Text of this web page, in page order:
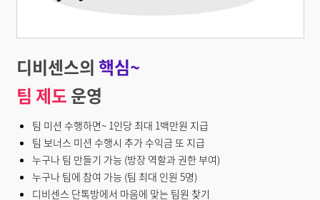
디비센스의 핵심~
팀 제도운영
팀 미션 수행하면~ 1인당 최대 1백만원 지급
팀 보너스 미션 수행시 추가 수익금 또 지급
누구나 팀 만들기 가능 (방장 역할과 권한 부여)
누구나 팀에 참여 가능 (팀 최대 인원 5명)
디비센스 단톡방에서 마음에 맞는 팀원 찾기